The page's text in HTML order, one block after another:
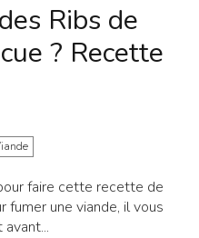
Ribs de
? Recette
faire cette recette de
fumer une viande, il vous